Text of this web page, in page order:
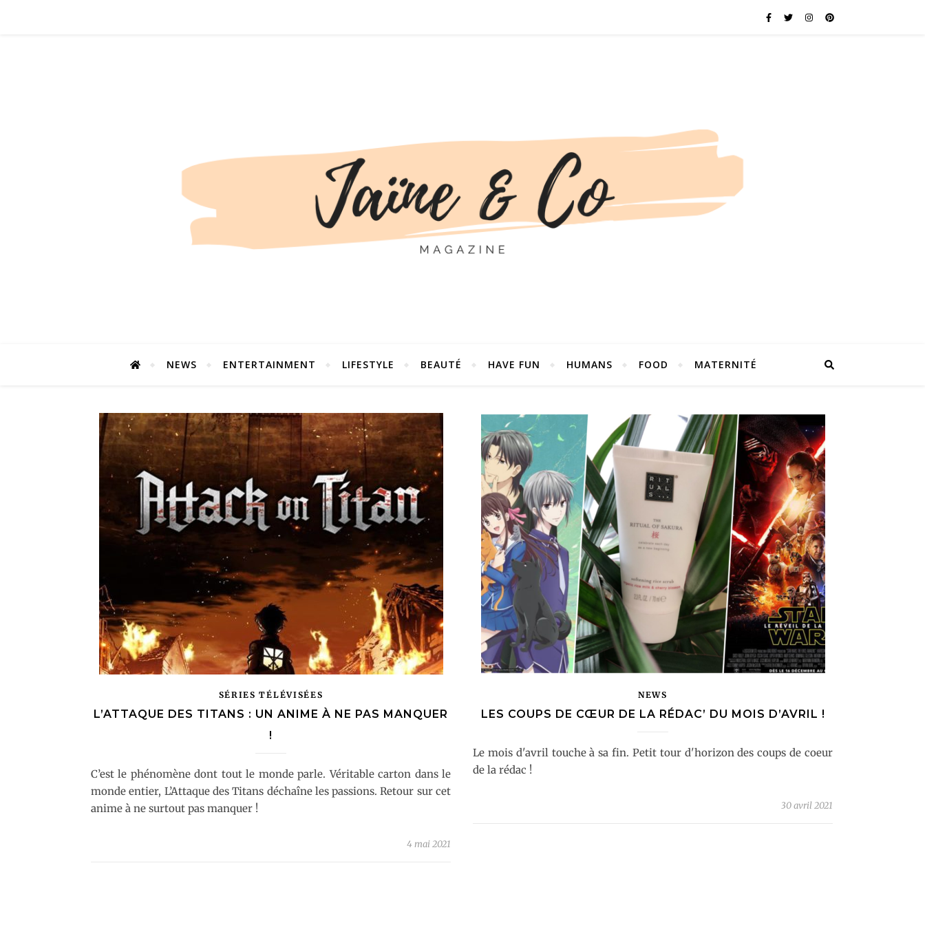
Be bold. Be brave. Be You.
NEWS ENTERTAINMENT LIFESTYLE BEAUTÉ HAVE FUN HUMANS FOOD MATERNITÉ
SÉRIES TÉLÉVISÉES
L’ATTAQUE DES TITANS : UN ANIME À NE PAS MANQUER
!
C’est le phénomène dont tout le monde parle. Véritable carton dans le
monde entier, L’Attaque des Titans déchaîne les passions. Retour sur cet
anime à ne surtout pas manquer !
4 mai 2021
NEWS
LES COUPS DE CŒUR DE LA RÉDAC’ DU MOIS D’AVRIL !
Le mois d'avril touche à sa fin. Petit tour d'horizon des coups de coeur
de la rédac !
30 avril 2021